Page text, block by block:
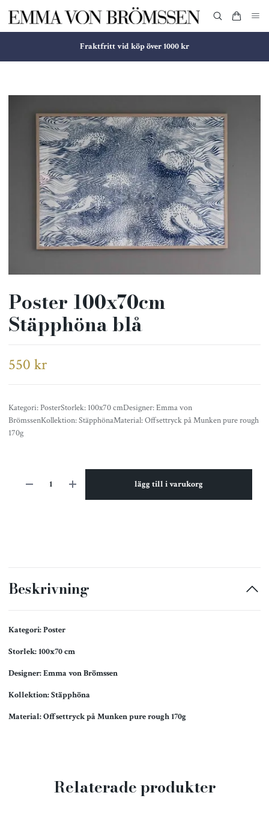
Fraktfritt vid köp över 1000 kr
Poster 100x70cm
Stäpphöna blå
550 kr
Kategori: PosterStorlek: 100x70 cmDesigner: Emma von
BrömssenKollektion: StäpphönaMaterial: Offsettryck på Munken pure rough
170g
lägg till i varukorg
Beskrivning
Kategori: Poster
Storlek: 100x70 cm
Designer: Emma von Brömssen
Kollektion: Stäpphöna
Material: Offsettryck på Munken pure rough 170g
Relaterade produkter